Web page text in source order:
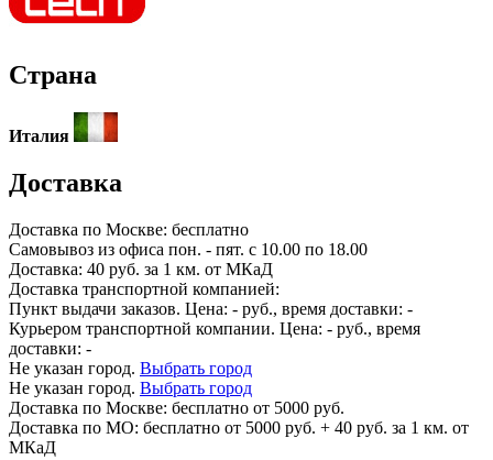
Страна
Италия
Доставка
Доставка по Москве: бесплатно
Самовывоз из офиса пон. - пят. с 10.00 по 18.00
Доставка: 40 руб. за 1 км. от МКаД
Доставка транспортной компанией:
Пункт выдачи заказов. Цена: - руб., время доставки: -
Курьером транспортной компании. Цена: - руб., время
доставки: -
Не указан город. Выбрать город
Не указан город. Выбрать город
Доставка по Москве: бесплатно от 5000 руб.
Доставка по МО: бесплатно от 5000 руб. + 40 руб. за 1 км. от
МКаД